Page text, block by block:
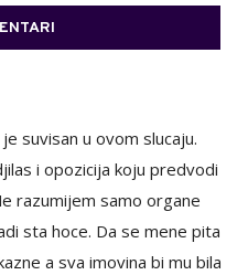
suvisan u ovom slucaju.
i opozicija koju predvodi
razumijem samo organe
sta hoce. Da se mene pita
a sva imovina bi mu bila